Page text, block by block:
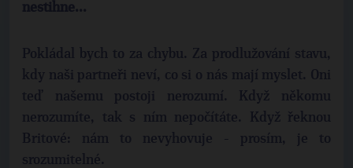
nestihne...
Pokládal bych to za chybu. Za prodlužování stavu,
kdy naši partneři neví, co si o nás mají myslet. Oni
teď našemu postoji nerozumí. Když někomu
nerozumíte, tak s ním nepočítáte. Když řeknou
Britové: nám to nevyhovuje - prosím, je to
srozumitelné.